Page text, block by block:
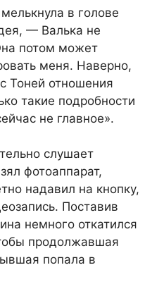
в голове
— Валька не
потом может
меня. Наверно,
Тоней отношения
такие подробности
не главное».
слушает
фотоаппарат,
надавил на кнопку,
Поставив
немного откатился
продолжавшая
попала в